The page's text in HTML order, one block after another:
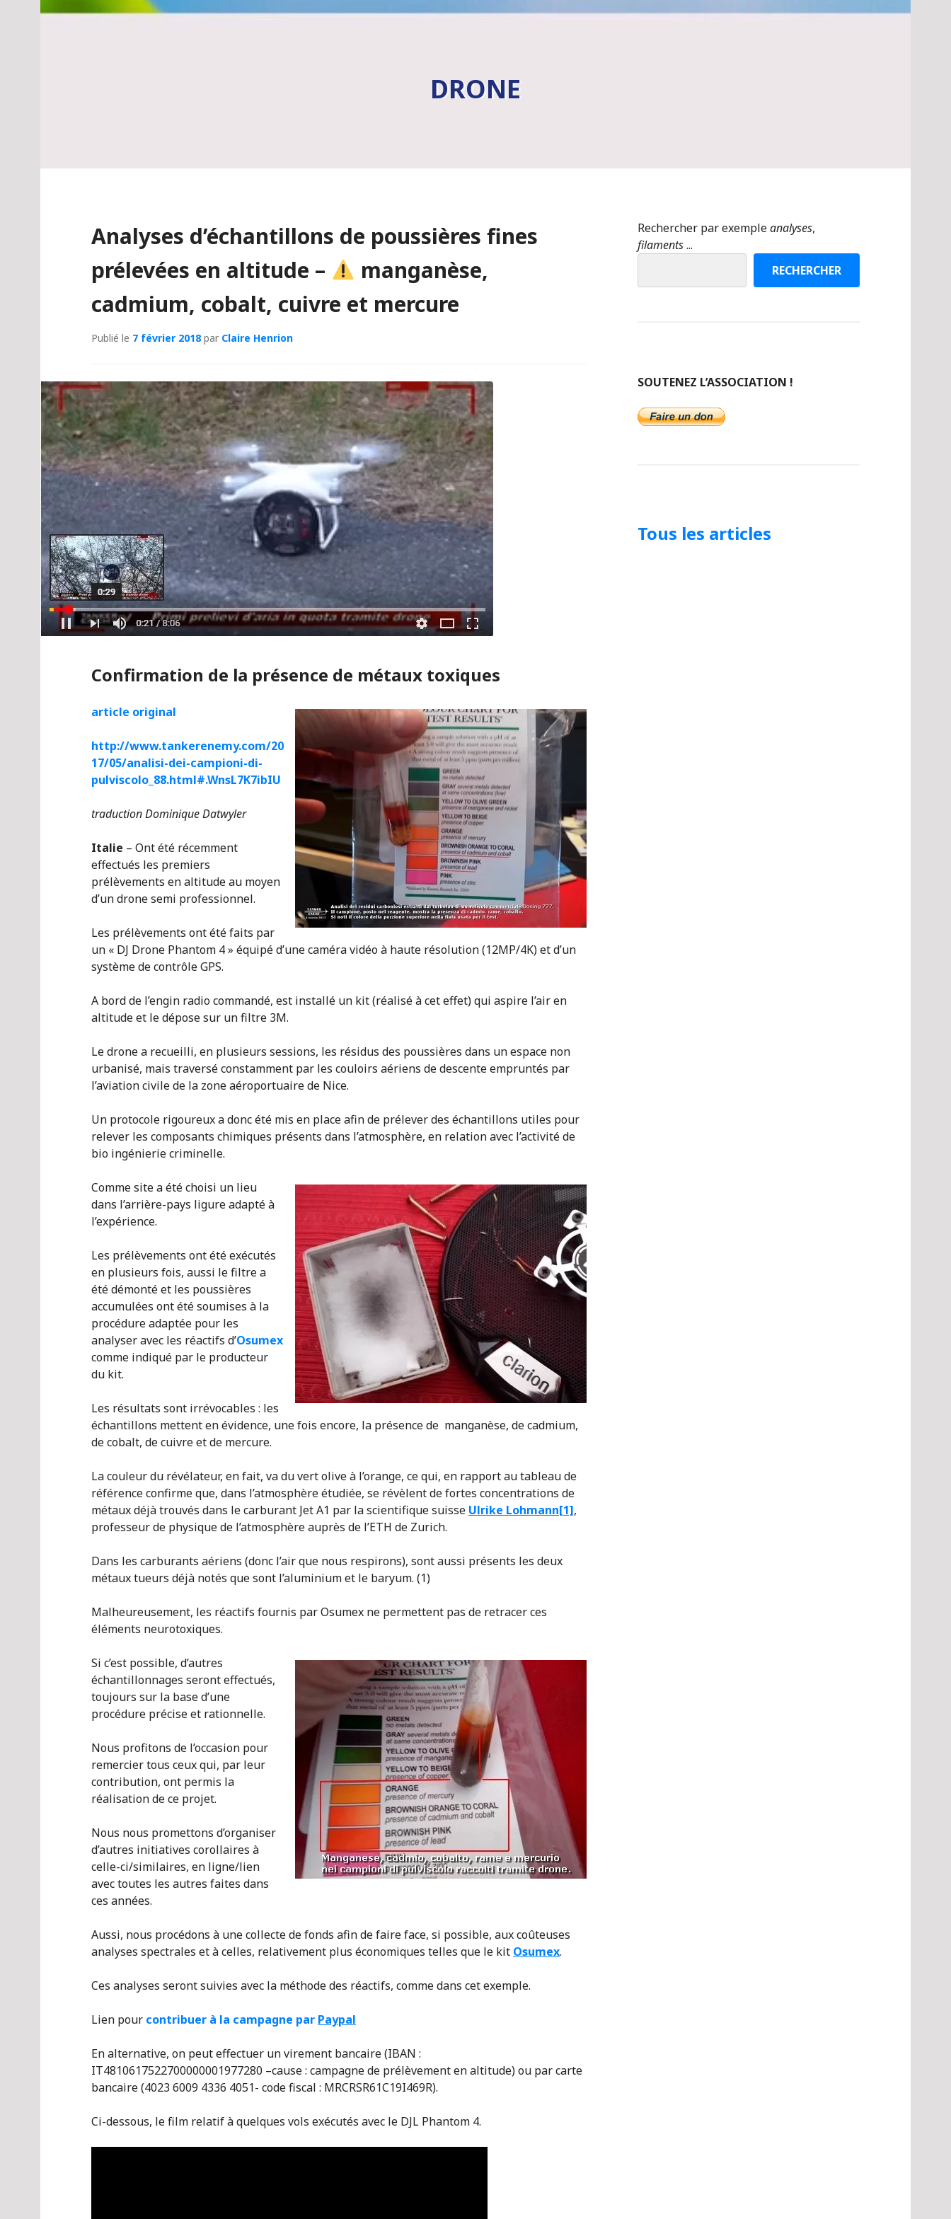
DRONE
Analyses d’échantillons de poussières fines
prélevées en altitude –
manganèse,
cadmium, cobalt, cuivre et mercure
Publié le 7 février 2018par Claire Henrion
Confirmation de la présence de métaux toxiques
article original
http://www.tankerenemy.com/20
17/05/analisi-dei-campioni-di-
pulviscolo_88.html#.WnsL7K7ibIU
traduction Dominique Datwyler
Italie – Ont été récemment
effectués les premiers
prélèvements en altitude au moyen
d’un drone semi professionnel.
Les prélèvements ont été faits par
un « DJ Drone Phantom 4 » équipé d’une caméra vidéo à haute résolution (12MP/4K) et d’un
système de contrôle GPS.
A bord de l’engin radio commandé, est installé un kit (réalisé à cet effet) qui aspire l’air en
altitude et le dépose sur un filtre 3M.
Le drone a recueilli, en plusieurs sessions, les résidus des poussières dans un espace non
urbanisé, mais traversé constamment par les couloirs aériens de descente empruntés par
l’aviation civile de la zone aéroportuaire de Nice.
Un protocole rigoureux a donc été mis en place afin de prélever des échantillons utiles pour
relever les composants chimiques présents dans l’atmosphère, en relation avec l’activité de
bio ingénierie criminelle.
Comme site a été choisi un lieu
dans l’arrière-pays ligure adapté à
l’expérience.
Les prélèvements ont été exécutés
en plusieurs fois, aussi le filtre a
été démonté et les poussières
accumulées ont été soumises à la
procédure adaptée pour les
analyser avec les réactifs d’Osumex
comme indiqué par le producteur
du kit.
Les résultats sont irrévocables : les
échantillons mettent en évidence, une fois encore, la présence de manganèse, de cadmium,
de cobalt, de cuivre et de mercure.
La couleur du révélateur, en fait, va du vert olive à l’orange, ce qui, en rapport au tableau de
référence confirme que, dans l’atmosphère étudiée, se révèlent de fortes concentrations de
métaux déjà trouvés dans le carburant Jet A1 par la scientifique suisse Ulrike Lohmann[1],
professeur de physique de l’atmosphère auprès de l’ETH de Zurich.
Dans les carburants aériens (donc l’air que nous respirons), sont aussi présents les deux
métaux tueurs déjà notés que sont l’aluminium et le baryum. (1)
Malheureusement, les réactifs fournis par Osumex ne permettent pas de retracer ces
éléments neurotoxiques.
Si c’est possible, d’autres
échantillonnages seront effectués,
toujours sur la base d’une
procédure précise et rationnelle.
Nous profitons de l’occasion pour
remercier tous ceux qui, par leur
contribution, ont permis la
réalisation de ce projet.
Nous nous promettons d’organiser
d’autres initiatives corollaires à
celle-ci/similaires, en ligne/lien
avec toutes les autres faites dans
ces années.
Aussi, nous procédons à une collecte de fonds afin de faire face, si possible, aux coûteuses
analyses spectrales et à celles, relativement plus économiques telles que le kit Osumex.
Ces analyses seront suivies avec la méthode des réactifs, comme dans cet exemple.
Lien pour contribuer à la campagne par Paypal
En alternative, on peut effectuer un virement bancaire (IBAN :
IT4810617522700000001977280 –cause : campagne de prélèvement en altitude) ou par carte
bancaire (4023 6009 4336 4051- code fiscal : MRCRSR61C19I469R).
Ci-dessous, le film relatif à quelques vols exécutés avec le DJL Phantom 4.
Rechercher par exempleanalyses,
filaments...
RECHERCHER
SOUTENEZ L’ASSOCIATION !
Tous les articles